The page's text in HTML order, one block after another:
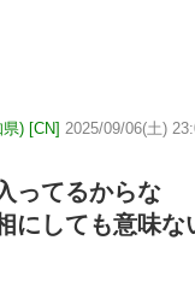
) [CN] 2025/09/06(土)
ってるからな
にしても意味な